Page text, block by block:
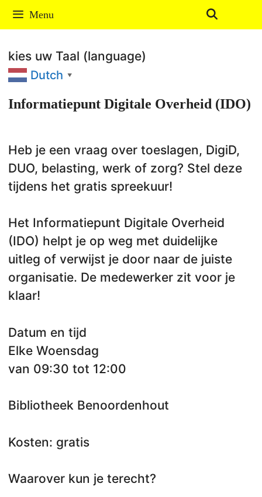
Ga
naar
inhoud
Menu
kies uw Taal (language)
Dutch ▼
Informatiepunt Digitale Overheid (IDO)
Heb je een vraag over toeslagen, DigiD,
DUO, belasting, werk of zorg? Stel deze
tijdens het gratis spreekuur!
Het Informatiepunt Digitale Overheid
(IDO) helpt je op weg met duidelijke
uitleg of verwijst je door naar de juiste
organisatie. De medewerker zit voor je
klaar!
Datum en tijd
Elke Woensdag
van 09:30 tot 12:00
Bibliotheek Benoordenhout
Kosten: gratis
Waarover kun je terecht?